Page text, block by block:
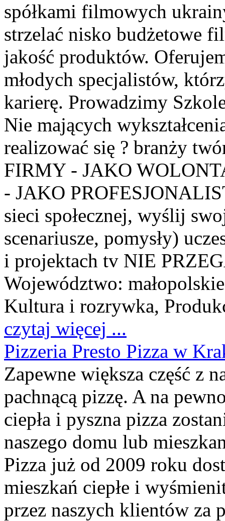
spółkami filmowych
strzelać nisko budżetowe
jakość produktów.
młodych specjalistów,
karierę. Prowadzimy
Nie mających
realizować się ? branży
FIRMY - JAKO
- JAKO
sieci społecznej, wyślij
scenariusze, pomysły)
i projektach tv NIE
Województwo: małopolskie
Kultura i rozrywka,
czytaj więcej ...
Pizzeria Presto Pizza w
Zapewne większa część z
pachnącą pizzę. A na
ciepła i pyszna pizza
naszego domu lub
Pizza już od 2009 roku
mieszkań ciepłe i
przez naszych klientów za